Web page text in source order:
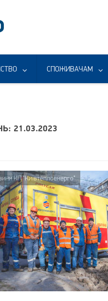
СПОЖИВАЧАМ
21.03.2023
КП "Київтеплоенерго"